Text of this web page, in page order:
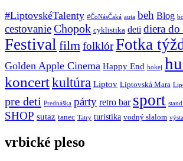
#LiptovskéTalenty #ČoNásČaká auta beh Blog
cestovanieChopok cyklistika deti diera do
Festival filmfolklórFotka
Golden Apple Cinema Happy End hokej
koncertkultúra Liptov Liptovská Mara
pre deti Prednáška párty retro bar sport
SHOP sutaz tanec Tatry turistika vodný slalom
vrbické pleso